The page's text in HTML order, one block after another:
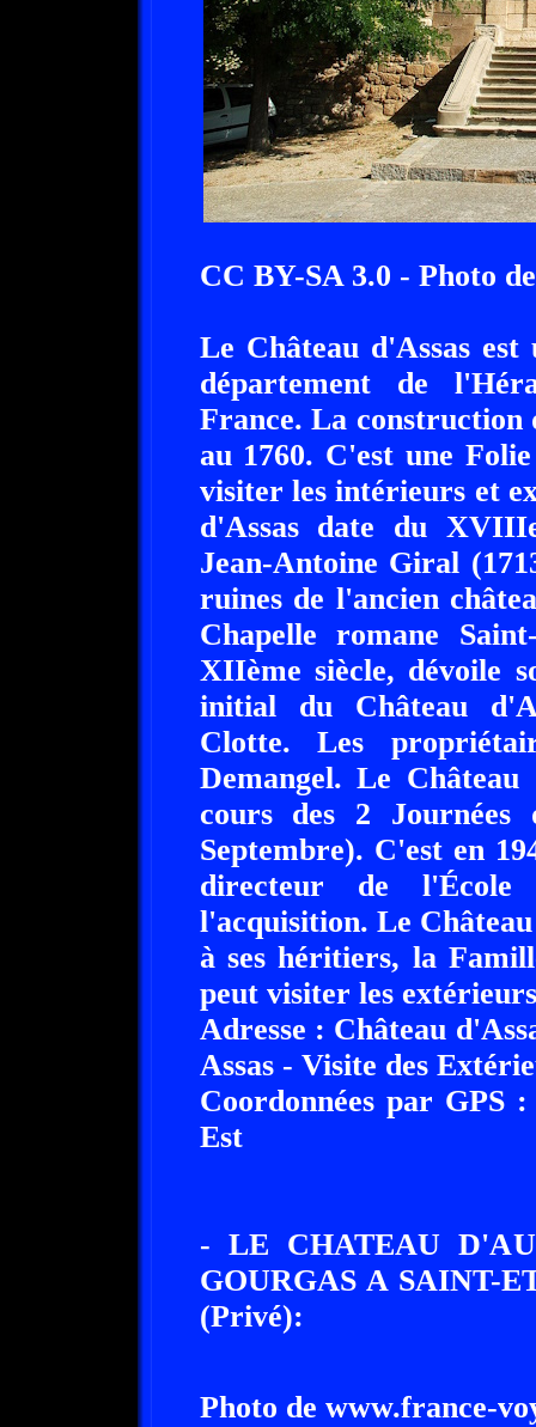
CC BY-SA 3.0 - Photo
Le Château d'Assas est
département de
France. La construction
au 1760. C'est une
visiter les intérieurs et
d'Assas date du
Jean-Antoine Giral
ruines de l'ancien
Chapelle romane
XIIème siècle, dévoile
initial du Château
Clotte. Les
Demangel. Le
cours des 2 Journées
Septembre). C'est en
directeur de
l'acquisition. Le
à ses héritiers, la
peut visiter les
Adresse : Château
Assas - Visite des
Coordonnées par GPS
Est
- LE CHATEAU
GOURGAS A SAINT-
(Privé):
Photo de www.france-